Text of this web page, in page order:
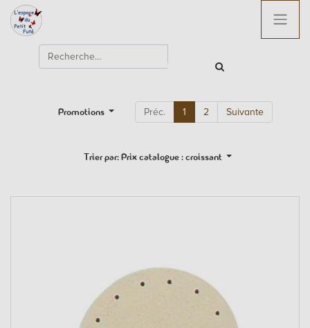
Promotions Préc. 1 2 Suivante
Trier par: Prix catalogue : croissant